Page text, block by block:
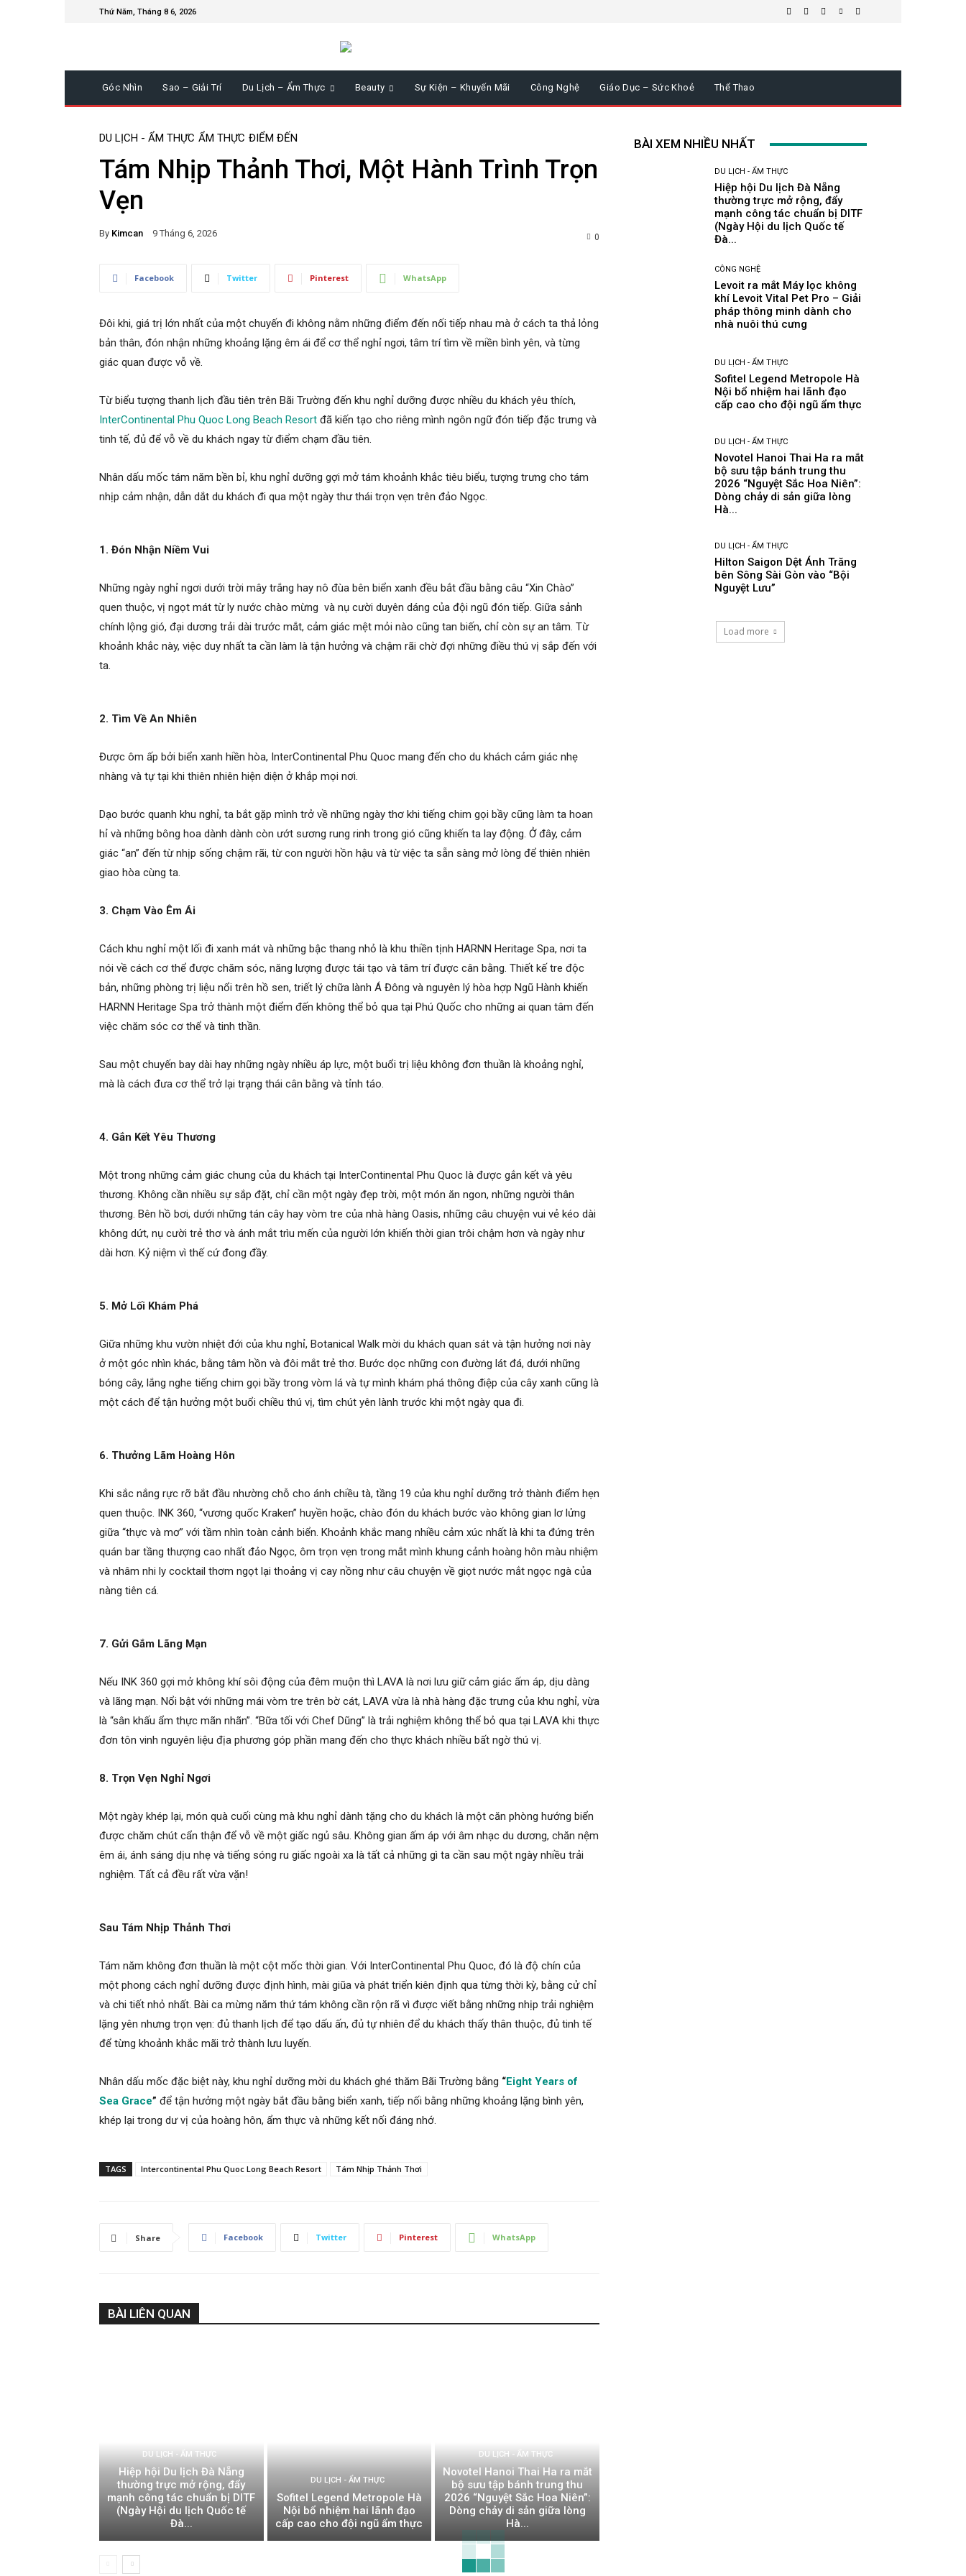
Thứ Năm, Tháng 8 6, 2026
Góc Nhìn Sao – Giải Trí Du Lịch – Ẩm Thực Beauty Sự Kiện – Khuyến Mãi Công Nghệ Giáo Dục – Sức Khoẻ Thể Thao
DU LỊCH - ẨM THỰC ẨM THỰC ĐIỂM ĐẾN
Tám Nhịp Thảnh Thơi, Một Hành Trình Trọn
Vẹn
By Kimcan 9 Tháng 6, 2026 0
Facebook Twitter Pinterest WhatsApp
Đôi khi, giá trị lớn nhất của một chuyến đi không nằm những điểm đến nối tiếp nhau mà ở cách ta thả lỏng
bản thân, đón nhận những khoảng lặng êm ái để cơ thể nghỉ ngơi, tâm trí tìm về miền bình yên, và từng
giác quan được vỗ về.
Từ biểu tượng thanh lịch đầu tiên trên Bãi Trường đến khu nghỉ dưỡng được nhiều du khách yêu thích,
InterContinental Phu Quoc Long Beach Resort đã kiến tạo cho riêng mình ngôn ngữ đón tiếp đặc trưng và
tinh tế, đủ để vỗ về du khách ngay từ điểm chạm đầu tiên.
Nhân dấu mốc tám năm bền bỉ, khu nghỉ dưỡng gợi mở tám khoảnh khắc tiêu biểu, tượng trưng cho tám
nhịp cảm nhận, dẫn dắt du khách đi qua một ngày thư thái trọn vẹn trên đảo Ngọc.
1. Đón Nhận Niềm Vui
Những ngày nghỉ ngơi dưới trời mây trắng hay nô đùa bên biển xanh đều bắt đầu bằng câu “Xin Chào”
quen thuộc, vị ngọt mát từ ly nước chào mừng và nụ cười duyên dáng của đội ngũ đón tiếp. Giữa sảnh
chính lộng gió, đại dương trải dài trước mắt, cảm giác mệt mỏi nào cũng tan biến, chỉ còn sự an tâm. Từ
khoảnh khắc này, việc duy nhất ta cần làm là tận hưởng và chậm rãi chờ đợi những điều thú vị sắp đến với
ta.
2. Tìm Về An Nhiên
Được ôm ấp bởi biển xanh hiền hòa, InterContinental Phu Quoc mang đến cho du khách cảm giác nhẹ
nhàng và tự tại khi thiên nhiên hiện diện ở khắp mọi nơi.
Dạo bước quanh khu nghỉ, ta bắt gặp mình trở về những ngày thơ khi tiếng chim gọi bầy cũng làm ta hoan
hỉ và những bông hoa dành dành còn ướt sương rung rinh trong gió cũng khiến ta lay động. Ở đây, cảm
giác “an” đến từ nhịp sống chậm rãi, từ con người hồn hậu và từ việc ta sẵn sàng mở lòng để thiên nhiên
giao hòa cùng ta.
3. Chạm Vào Êm Ái
Cách khu nghỉ một lối đi xanh mát và những bậc thang nhỏ là khu thiền tịnh HARNN Heritage Spa, nơi ta
nói về cách cơ thể được chăm sóc, năng lượng được tái tạo và tâm trí được cân bằng. Thiết kế tre độc
bản, những phòng trị liệu nổi trên hồ sen, triết lý chữa lành Á Đông và nguyên lý hòa hợp Ngũ Hành khiến
HARNN Heritage Spa trở thành một điểm đến không thể bỏ qua tại Phú Quốc cho những ai quan tâm đến
việc chăm sóc cơ thể và tinh thần.
Sau một chuyến bay dài hay những ngày nhiều áp lực, một buổi trị liệu không đơn thuần là khoảng nghỉ,
mà là cách đưa cơ thể trở lại trạng thái cân bằng và tỉnh táo.
4. Gắn Kết Yêu Thương
Một trong những cảm giác chung của du khách tại InterContinental Phu Quoc là được gắn kết và yêu
thương. Không cần nhiều sự sắp đặt, chỉ cần một ngày đẹp trời, một món ăn ngon, những người thân
thương. Bên hồ bơi, dưới những tán cây hay vòm tre của nhà hàng Oasis, những câu chuyện vui vẻ kéo dài
không dứt, nụ cười trẻ thơ và ánh mắt trìu mến của người lớn khiến thời gian trôi chậm hơn và ngày như
dài hơn. Kỷ niệm vì thế cứ đong đầy.
5. Mở Lối Khám Phá
Giữa những khu vườn nhiệt đới của khu nghỉ, Botanical Walk mời du khách quan sát và tận hưởng nơi này
ở một góc nhìn khác, bằng tâm hồn và đôi mắt trẻ thơ. Bước dọc những con đường lát đá, dưới những
bóng cây, lắng nghe tiếng chim gọi bầy trong vòm lá và tự mình khám phá thông điệp của cây xanh cũng là
một cách để tận hưởng một buổi chiều thú vị, tìm chút yên lành trước khi một ngày qua đi.
6. Thưởng Lãm Hoàng Hôn
Khi sắc nắng rực rỡ bắt đầu nhường chỗ cho ánh chiều tà, tầng 19 của khu nghỉ dưỡng trở thành điểm hẹn
quen thuộc. INK 360, “vương quốc Kraken” huyền hoặc, chào đón du khách bước vào không gian lơ lửng
giữa “thực và mơ” với tầm nhìn toàn cảnh biển. Khoảnh khắc mang nhiều cảm xúc nhất là khi ta đứng trên
quán bar tầng thượng cao nhất đảo Ngọc, ôm trọn vẹn trong mắt mình khung cảnh hoàng hôn màu nhiệm
và nhâm nhi ly cocktail thơm ngọt lại thoảng vị cay nồng như câu chuyện về giọt nước mắt ngọc ngà của
nàng tiên cá.
7. Gửi Gắm Lãng Mạn
Nếu INK 360 gợi mở không khí sôi động của đêm muộn thì LAVA là nơi lưu giữ cảm giác ấm áp, dịu dàng
và lãng mạn. Nổi bật với những mái vòm tre trên bờ cát, LAVA vừa là nhà hàng đặc trưng của khu nghỉ, vừa
là “sân khấu ẩm thực mãn nhãn”. “Bữa tối với Chef Dũng” là trải nghiệm không thể bỏ qua tại LAVA khi thực
đơn tôn vinh nguyên liệu địa phương góp phần mang đến cho thực khách nhiều bất ngờ thú vị.
8. Trọn Vẹn Nghỉ Ngơi
Một ngày khép lại, món quà cuối cùng mà khu nghỉ dành tặng cho du khách là một căn phòng hướng biển
được chăm chút cẩn thận để vỗ về một giấc ngủ sâu. Không gian ấm áp với âm nhạc du dương, chăn nệm
êm ái, ánh sáng dịu nhẹ và tiếng sóng ru giấc ngoài xa là tất cả những gì ta cần sau một ngày nhiều trải
nghiệm. Tất cả đều rất vừa vặn!
Sau Tám Nhịp Thảnh Thơi
Tám năm không đơn thuần là một cột mốc thời gian. Với InterContinental Phu Quoc, đó là độ chín của
một phong cách nghỉ dưỡng được định hình, mài giũa và phát triển kiên định qua từng thời kỳ, bằng cử chỉ
và chi tiết nhỏ nhất. Bài ca mừng năm thứ tám không cần rộn rã vì được viết bằng những nhịp trải nghiệm
lặng yên nhưng trọn vẹn: đủ thanh lịch để tạo dấu ấn, đủ tự nhiên để du khách thấy thân thuộc, đủ tinh tế
để từng khoảnh khắc mãi trở thành lưu luyến.
Nhân dấu mốc đặc biệt này, khu nghỉ dưỡng mời du khách ghé thăm Bãi Trường bằng “Eight Years of
Sea Grace” để tận hưởng một ngày bắt đầu bằng biển xanh, tiếp nối bằng những khoảng lặng bình yên,
khép lại trong dư vị của hoàng hôn, ẩm thực và những kết nối đáng nhớ.
TAGS Intercontinental Phu Quoc Long Beach Resort Tám Nhịp Thảnh Thơi
Share Facebook Twitter Pinterest WhatsApp
BÀI LIÊN QUAN
DU LỊCH - ẨM THỰC
Hiệp hội Du lịch Đà Nẵng
thường trực mở rộng, đẩy
mạnh công tác chuẩn bị DITF
(Ngày Hội du lịch Quốc tế
Đà...
DU LỊCH - ẨM THỰC
Sofitel Legend Metropole Hà
Nội bổ nhiệm hai lãnh đạo
cấp cao cho đội ngũ ẩm thực
DU LỊCH - ẨM THỰC
Novotel Hanoi Thai Ha ra mắt
bộ sưu tập bánh trung thu
2026 “Nguyệt Sắc Hoa Niên”:
Dòng chảy di sản giữa lòng
Hà...
BÀI XEM NHIỀU NHẤT
DU LỊCH - ẨM THỰC
Hiệp hội Du lịch Đà Nẵng
thường trực mở rộng, đẩy
mạnh công tác chuẩn bị DITF
(Ngày Hội du lịch Quốc tế
Đà...
CÔNG NGHỆ
Levoit ra mắt Máy lọc không
khí Levoit Vital Pet Pro – Giải
pháp thông minh dành cho
nhà nuôi thú cưng
DU LỊCH - ẨM THỰC
Sofitel Legend Metropole Hà
Nội bổ nhiệm hai lãnh đạo
cấp cao cho đội ngũ ẩm thực
DU LỊCH - ẨM THỰC
Novotel Hanoi Thai Ha ra mắt
bộ sưu tập bánh trung thu
2026 “Nguyệt Sắc Hoa Niên”:
Dòng chảy di sản giữa lòng
Hà...
DU LỊCH - ẨM THỰC
Hilton Saigon Dệt Ánh Trăng
bên Sông Sài Gòn vào “Bội
Nguyệt Lưu”
Load more